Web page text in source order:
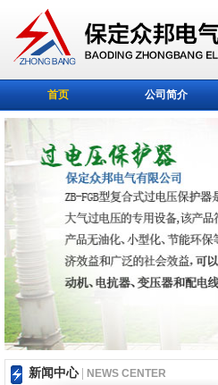
首页 公司简介
新闻中心 NEWS CENTER